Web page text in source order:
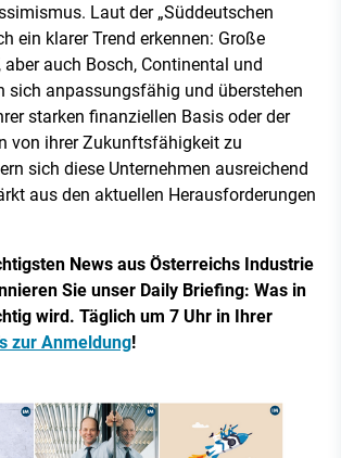
Laut der „Süddeutschen
ein klarer Trend erkennen: Große
aber auch Bosch, Continental und
sich anpassungsfähig und überstehen
starken finanziellen Basis oder der
von ihrer Zukunftsfähigkeit zu
sich diese Unternehmen ausreichend
aus den aktuellen Herausforderungen
News aus Österreichs Industrie
Sie unser Daily Briefing: Was in
wird. Täglich um 7 Uhr in Ihrer
zur Anmeldung!